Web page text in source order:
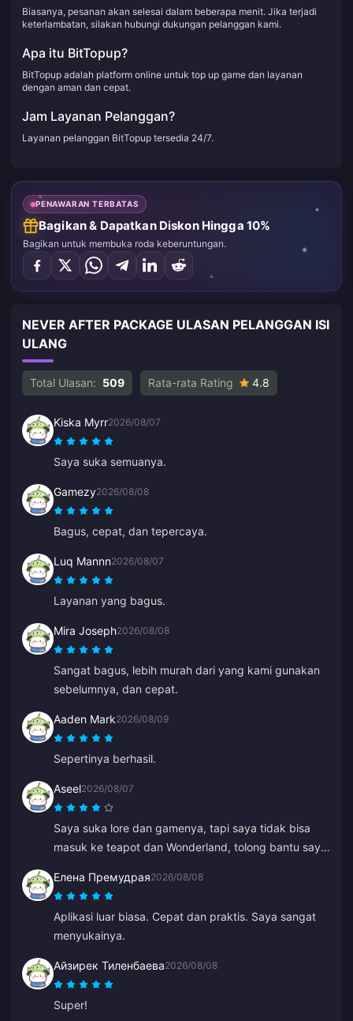
Biasanya, pesanan akan selesai dalam beberapa menit. Jika terjadi
keterlambatan, silakan hubungi dukungan pelanggan kami.
Apa itu BitTopup?
BitTopup adalah platform online untuk top up game dan layanan
dengan aman dan cepat.
Jam Layanan Pelanggan?
Layanan pelanggan BitTopup tersedia 24/7.
PENAWARAN TERBATAS
Bagikan & Dapatkan Diskon Hingga 10%
Bagikan untuk membuka roda keberuntungan.
NEVER AFTER PACKAGE ULASAN PELANGGAN ISI
ULANG
Total Ulasan: 509 Rata-rata Rating 4.8
Kiska Myrr2026/08/07
Saya suka semuanya.
Gamezy2026/08/08
Bagus, cepat, dan tepercaya.
Luq Mannn2026/08/07
Layanan yang bagus.
Mira Joseph2026/08/08
Sangat bagus, lebih murah dari yang kami gunakan
sebelumnya, dan cepat.
Aaden Mark2026/08/09
Sepertinya berhasil.
Aseel2026/08/07
Saya suka lore dan gamenya, tapi saya tidak bisa
masuk ke teapot dan Wonderland, tolong bantu saya.
Елена Премудрая2026/08/08
Aplikasi luar biasa. Cepat dan praktis. Saya sangat
menyukainya.
Айзирек Тиленбаева2026/08/08
Super!